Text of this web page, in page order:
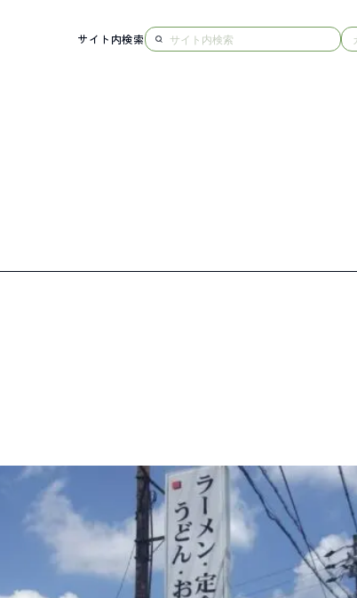
EVENTS
イベント情報
INFORMATION
お知らせ
STAY
宿泊施設
ACTIVITIES
アクティビティー
NORWAY VILLAGE
ノルウェービレッジ
SEASONS
白馬村の季節
サイト内検索